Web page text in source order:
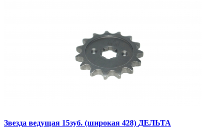
Звезда ведущая 15зуб. (широкая 428) ДЕЛЬТА